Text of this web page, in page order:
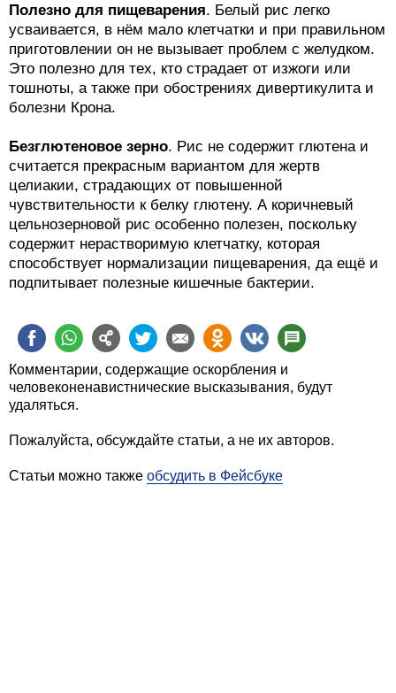
Полезно для пищеварения. Белый рис легко
усваивается, в нём мало клетчатки и при правильном
приготовлении он не вызывает проблем с желудком.
Это полезно для тех, кто страдает от изжоги или
тошноты, а также при обострениях дивертикулита и
болезни Крона.
Безглютеновое зерно. Рис не содержит глютена и
считается прекрасным вариантом для жертв
целиакии, страдающих от повышенной
чувствительности к белку глютену. А коричневый
цельнозерновой рис особенно полезен, поскольку
содержит нерастворимую клетчатку, которая
способствует нормализации пищеварения, да ещё и
подпитывает полезные кишечные бактерии.
Комментарии, содержащие оскорбления и
человеконенавистнические высказывания, будут
удаляться.
Пожалуйста, обсуждайте статьи, а не их авторов.
Статьи можно также обсудить в Фейсбуке